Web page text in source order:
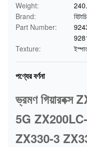
Weight:
Brand:
হিটাচি
Part Number:
Texture:
পণ্যের বর্ণনা
ভ্রমণ
5G
ZX330-3